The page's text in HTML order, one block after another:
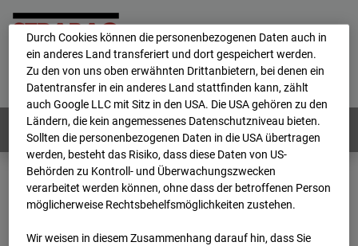
Home E-Mail Impressum
Login
Deutsch / English
Webcams: Alle Länder
Home
Deutschland
BC-170 BV-Ausbau Bonatzbau -Cam4
Archiv
2026
07 08 08:30
Durch Cookies können die personenbezogenen Daten auch in
ein anderes Land transferiert und dort gespeichert werden.
Zu den von uns oben erwähnten Drittanbietern, bei denen ein
Datentransfer in ein anderes Land stattfinden kann, zählt
auch Google LLC mit Sitz in den USA. Die USA gehören zu den
Ländern, die kein angemessenes Datenschutzniveau bieten.
Sollten die personenbezogenen Daten in die USA übertragen
werden, besteht das Risiko, dass diese Daten von US-
Behörden zu Kontroll- und Überwachungszwecken
verarbeitet werden können, ohne dass der betroffenen Person
möglicherweise Rechtsbehelfsmöglichkeiten zustehen.
Wir weisen in diesem Zusammenhang darauf hin, dass Sie